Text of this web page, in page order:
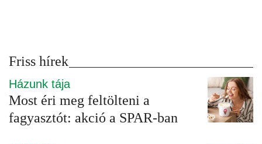
Friss hírek
Házunk tája
Most éri meg feltölteni a
fagyasztót: akció a SPAR-ban